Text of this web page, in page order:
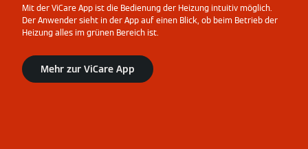
Mit der ViCare App ist die Bedienung der Heizung intuitiv möglich.
Der Anwender sieht in der App auf einen Blick, ob beim Betrieb der
Heizung alles im grünen Bereich ist.
Mehr zur ViCare App